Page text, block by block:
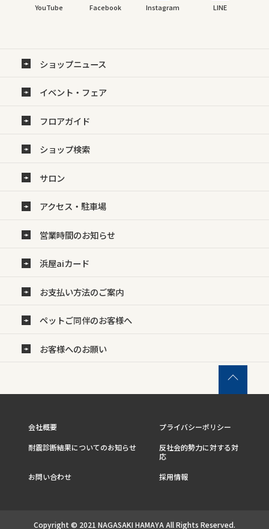
YouTube Facebook Instagram LINE
ショップニュース
イベント・フェア
フロアガイド
ショップ検索
サロン
アクセス・駐車場
営業時間のお知らせ
浜屋aiカード
お支払い方法のご案内
ペットご同伴のお客様へ
お客様へのお願い
会社概要
プライバシーポリシー
耐震診断結果についてのお知らせ
反社会的勢力に対する対
応
お問い合わせ
採用情報
Copyright © 2021 NAGASAKI HAMAYA All Rights Reserved.